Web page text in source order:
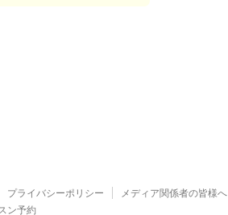
プライバシーポリシー メディア関係者の皆様へ
スン予約